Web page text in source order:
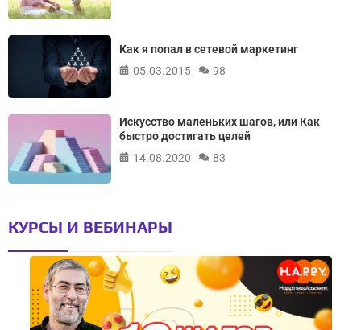
Как я попал в сетевой маркетинг
05.03.2015
98
Искусство маленьких шагов, или Как
быстро достигать целей
14.08.2020
83
КУРСЫ И ВЕБИНАРЫ